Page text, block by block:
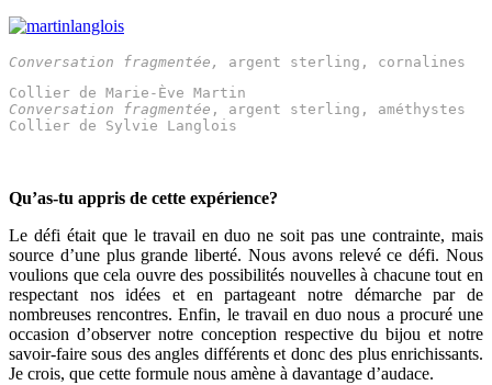
Conversation fragmentée,
argent sterling, cornalines
Collier de Marie-Ève Martin
Conversation fragmentée , argent sterling, améthystes
Collier de Sylvie Langlois
Qu’as-tu appris de cette expérience?
Le défi était que le travail en duo ne soit pas une contrainte, mais
source d’une plus grande liberté. Nous avons relevé ce défi. Nous
voulions que cela ouvre des possibilités nouvelles à chacune tout en
respectant nos idées et en partageant notre démarche par de
nombreuses rencontres. Enfin, le travail en duo nous a procuré une
occasion d’observer notre conception respective du bijou et notre
savoir-faire sous des angles différents et donc des plus enrichissants.
Je crois, que cette formule nous amène à davantage d’audace.